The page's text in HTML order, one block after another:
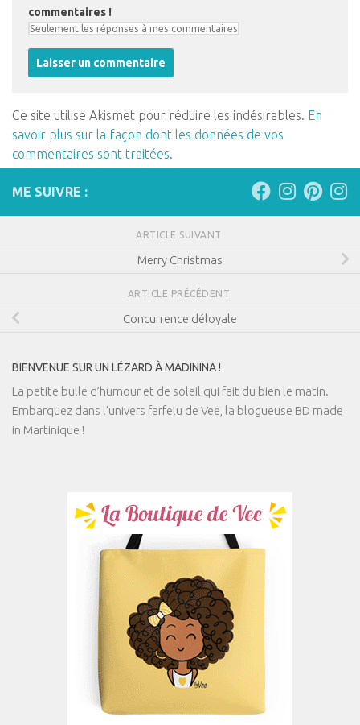
commentaires !
Ce site utilise Akismet pour réduire les indésirables. En
savoir plus sur la façon dont les données de vos
commentaires sont traitées.
ME SUIVRE :
ARTICLE SUIVANT
Merry Christmas
ARTICLE PRÉCÉDENT
Concurrence déloyale
BIENVENUE SUR UN LÉZARD À MADININA !
La petite bulle d’humour et de soleil qui fait du bien le matin.
Embarquez dans l'univers farfelu de Vee, la blogueuse BD made
in Martinique !